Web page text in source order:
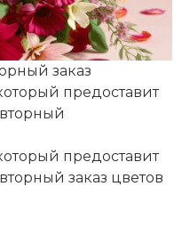
заказ
предоставит
предоставит
заказ цветов